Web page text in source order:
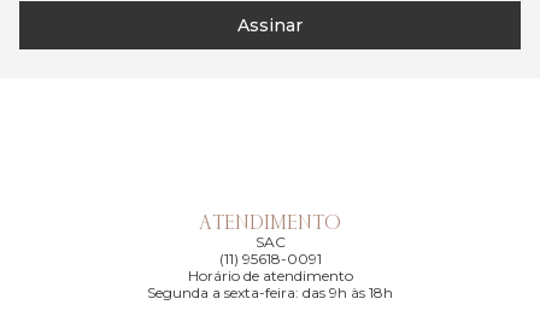
Assinar
ATENDIMENTO
SAC
(11) 95618-0091
Horário de atendimento
Segunda a sexta-feira: das 9h às 18h